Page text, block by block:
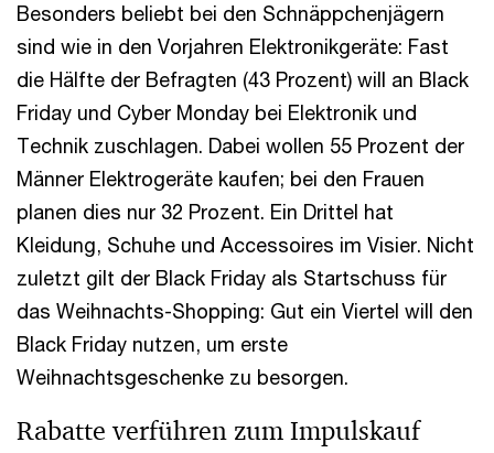
Besonders beliebt bei den Schnäppchenjägern
sind wie in den Vorjahren Elektronikgeräte: Fast
die Hälfte der Befragten (43 Prozent) will an Black
Friday und Cyber Monday bei Elektronik und
Technik zuschlagen. Dabei wollen 55 Prozent der
Männer Elektrogeräte kaufen; bei den Frauen
planen dies nur 32 Prozent. Ein Drittel hat
Kleidung, Schuhe und Accessoires im Visier. Nicht
zuletzt gilt der Black Friday als Startschuss für
das Weihnachts-Shopping: Gut ein Viertel will den
Black Friday nutzen, um erste
Weihnachtsgeschenke zu besorgen.
Rabatte verführen zum Impulskauf